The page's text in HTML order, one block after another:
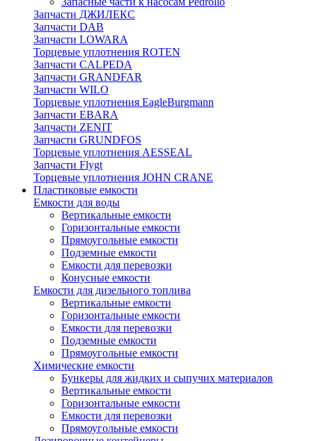
Запчасти ДЖИЛЕКС
Запчасти DAB
Запчасти LOWARA
Торцевые уплотнения ROTEN
Запчасти CALPEDA
Запчасти GRANDFAR
Запчасти WILO
Торцевые уплотнения EagleBurgmann
Запчасти EBARA
Запчасти ZENIT
Запчасти GRUNDFOS
Торцевые уплотнения AESSEAL
Запчасти Flygt
Торцевые уплотнения JOHN CRANE
Пластиковые емкости
Емкости для воды
Вертикальные емкости
Горизонтальные емкости
Прямоугольные емкости
Подземные емкости
Емкости для перевозки
Конусные емкости
Емкости для дизельного топлива
Вертикальные емкости
Горизонтальные емкости
Емкости для перевозки
Подземные емкости
Прямоугольные емкости
Химические емкости
Бункеры для жидких и сыпучих материалов
Вертикальные емкости
Горизонтальные емкости
Емкости для перевозки
Прямоугольные емкости